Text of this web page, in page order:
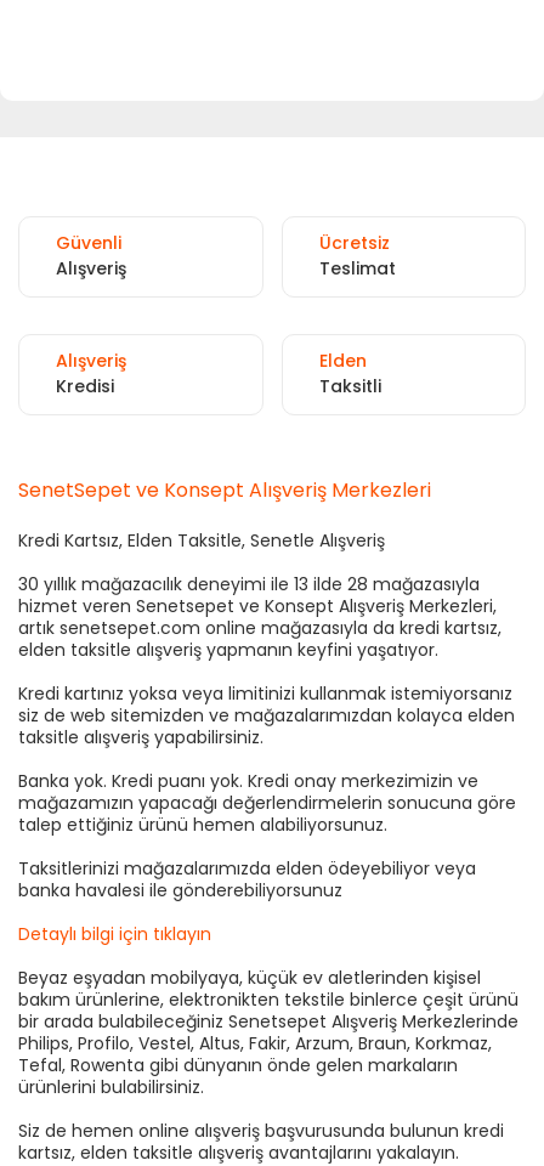
Güvenli
Alışveriş
Ücretsiz
Teslimat
Alışveriş
Kredisi
Elden
Taksitli
SenetSepet ve Konsept Alışveriş Merkezleri
Kredi Kartsız, Elden Taksitle, Senetle Alışveriş
30 yıllık mağazacılık deneyimi ile 13 ilde 28 mağazasıyla
hizmet veren Senetsepet ve Konsept Alışveriş Merkezleri,
artık senetsepet.com online mağazasıyla da kredi kartsız,
elden taksitle alışveriş yapmanın keyfini yaşatıyor.
Kredi kartınız yoksa veya limitinizi kullanmak istemiyorsanız
siz de web sitemizden ve mağazalarımızdan kolayca elden
taksitle alışveriş yapabilirsiniz.
Banka yok. Kredi puanı yok. Kredi onay merkezimizin ve
mağazamızın yapacağı değerlendirmelerin sonucuna göre
talep ettiğiniz ürünü hemen alabiliyorsunuz.
Taksitlerinizi mağazalarımızda elden ödeyebiliyor veya
banka havalesi ile gönderebiliyorsunuz
Detaylı bilgi için tıklayın
Beyaz eşyadan mobilyaya, küçük ev aletlerinden kişisel
bakım ürünlerine, elektronikten tekstile binlerce çeşit ürünü
bir arada bulabileceğiniz Senetsepet Alışveriş Merkezlerinde
Philips, Profilo, Vestel, Altus, Fakir, Arzum, Braun, Korkmaz,
Tefal, Rowenta gibi dünyanın önde gelen markaların
ürünlerini bulabilirsiniz.
Siz de hemen online alışveriş başvurusunda bulunun kredi
kartsız, elden taksitle alışveriş avantajlarını yakalayın.